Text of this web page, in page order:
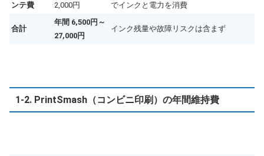
ンテ費
2,000円
でインクと電力を消費
合計
年間 6,500円～
27,000円
インク残量や故障リスクは含まず
1-2. PrintSmash（コンビニ印刷）の年間維持費